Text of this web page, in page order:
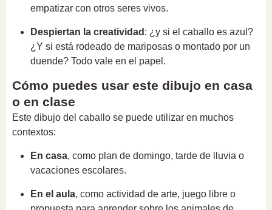
empatizar con otros seres vivos.
Despiertan la creatividad : ¿y si el caballo es azul?
¿Y si está rodeado de mariposas o montado por un
duende? Todo vale en el papel.
Cómo puedes usar este dibujo en casa
o en clase
Este dibujo del caballo se puede utilizar en muchos
contextos:
En casa, como plan de domingo, tarde de lluvia o
vacaciones escolares.
En el aula, como actividad de arte, juego libre o